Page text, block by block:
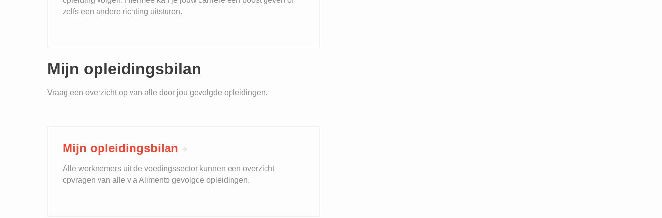
zelfs een andere richting uitsturen.
Mijn opleidingsbilan
Vraag een overzicht op van alle door jou gevolgde opleidingen.
Mijn opleidingsbilan
Alle werknemers uit de voedingssector kunnen een overzicht
opvragen van alle via Alimento gevolgde opleidingen.